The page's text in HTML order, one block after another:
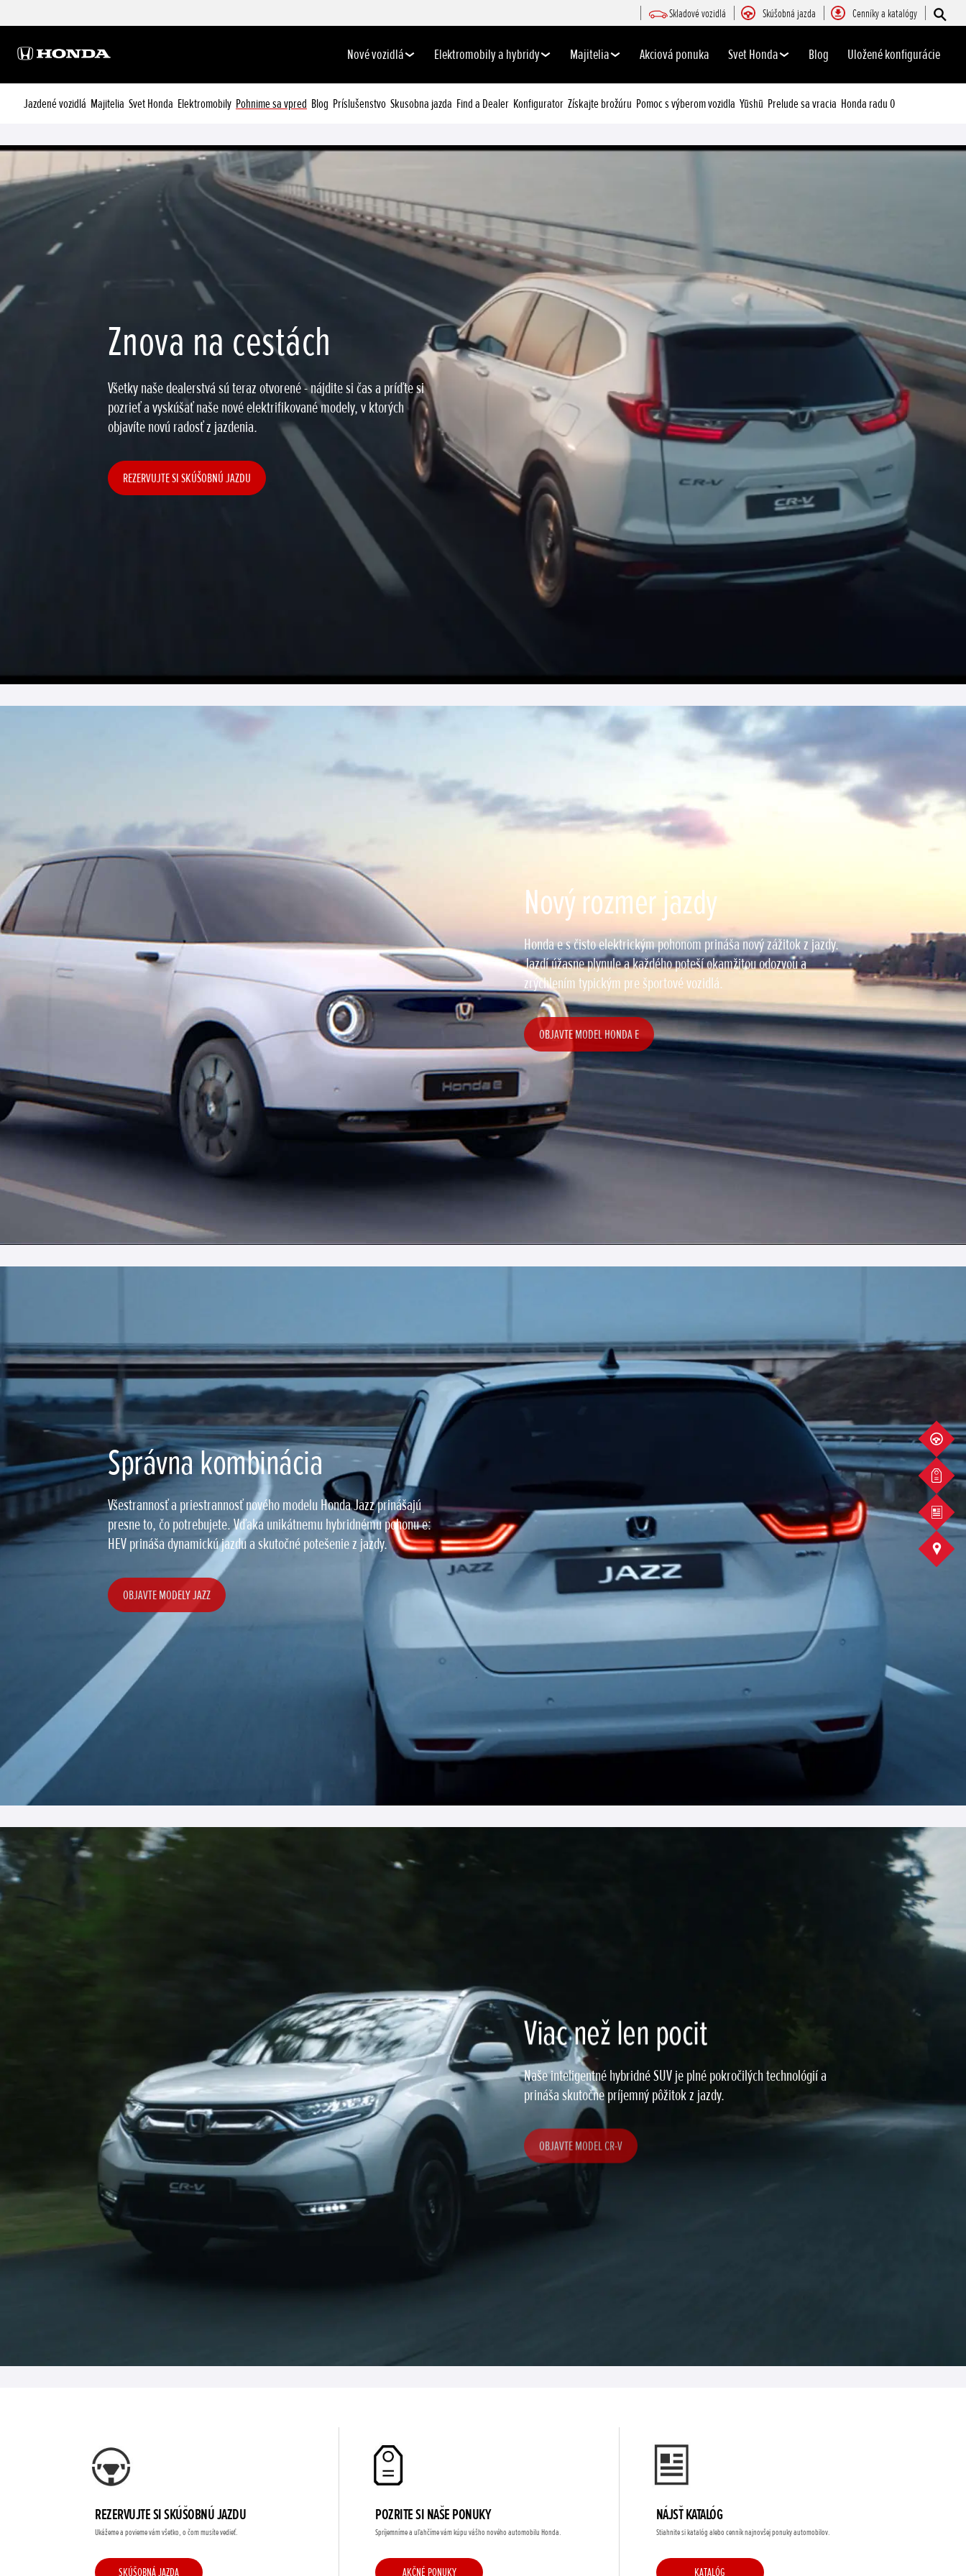
Skladové vozidlá Skúšobná jazda Cenníky a katalógy
Nové vozidlá Elektromobily a hybridy Majitelia Akciová ponuka Svet Honda Blog Uložené konfigurácie
Jazdené vozidlá Majitelia Svet Honda Elektromobily Pohnime sa vpred Blog Príslušenstvo Skusobna jazda Find a Dealer Konfigurator Získajte brožúru Pomoc s výberom vozidla Yūshū Prelude sa vracia Honda radu 0
Znova na cestách
Všetky naše dealerstvá sú teraz otvorené - nájdite si čas a príďte si
pozrieť a vyskúšať naše nové elektrifikované modely, v ktorých
objavíte novú radosť z jazdenia.
REZERVUJTE SI SKÚŠOBNÚ JAZDU
Nový rozmer jazdy
Honda e s čisto elektrickým pohonom prináša nový zážitok z jazdy.
Jazdí úžasne plynule a každého poteší okamžitou odozvou a
zrýchlením typickým pre športové vozidlá.
OBJAVTE MODEL HONDA E
Správna kombinácia
Všestrannosť a priestrannosť nového modelu Honda Jazz prinášajú
presne to, čo potrebujete. Vďaka unikátnemu hybridnému pohonu e:
HEV prináša dynamickú jazdu a skutočné potešenie z jazdy.
OBJAVTE MODELY JAZZ
Viac než len pocit
Naše inteligentné hybridné SUV je plné pokročilých technológií a
prináša skutočne príjemný pôžitok z jazdy.
OBJAVTE MODEL CR-V
REZERVUJTE SI SKÚŠOBNÚ JAZDU
Ukážeme a povieme vám všetko, o čom musíte vedieť.
SKÚŠOBNÁ JAZDA
POZRITE SI NAŠE PONUKY
Spríjemníme a uľahčíme vám kúpu vášho nového automobilu Honda.
AKČNÉ PONUKY
NÁJSŤ KATALÓG
Stiahnite si katalóg alebo cenník najnovšej ponuky automobilov.
KATALÓG